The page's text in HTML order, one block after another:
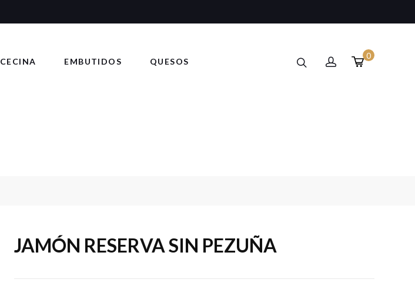
CECINA EMBUTIDOS QUESOS
0
JAMÓN RESERVA SIN PEZUÑA